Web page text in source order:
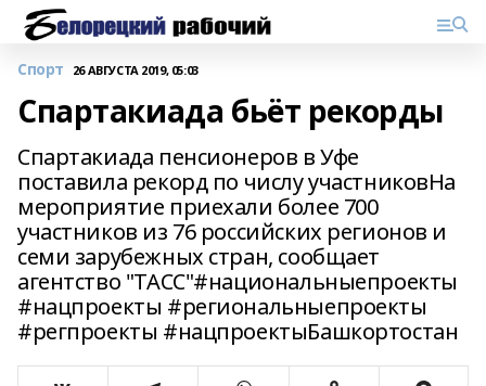
Спорт 26 АВГУСТА 2019, 05:03
Спартакиада бьёт рекорды
Спартакиада пенсионеров в Уфе
поставила рекорд по числу участниковНа
мероприятие приехали более 700
участников из 76 российских регионов и
семи зарубежных стран, сообщает
агентство "ТАСС"#национальныепроекты
#нацпроекты #региональныепроекты
#регпроекты #нацпроектыБашкортостан